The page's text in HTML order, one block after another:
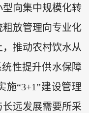
向集中规模化转
放管理向专业化
推动农村饮水从
统性提升供水保障
施“3+1”建设管理
远发展需要所采